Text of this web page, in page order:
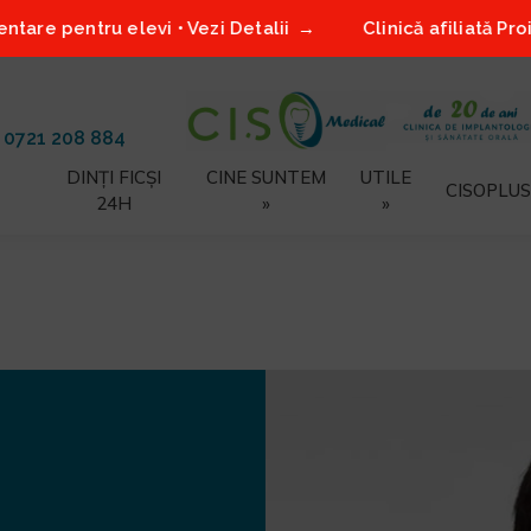
• Vezi Detalii Clinică afiliată Proiect Smile2 –
0721 208 884
DINȚI FICȘI
24H
CINE SUNTEM
»
UTILE
»